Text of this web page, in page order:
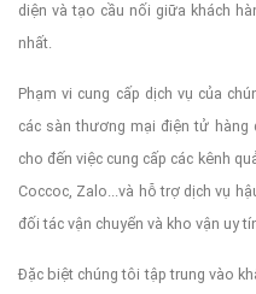
diện và tạo cầu nối giữa khách
nhất.
Phạm vi cung cấp dịch vụ của
các sàn thương mại điện tử hàng
cho đến việc cung cấp các kênh
Coccoc, Zalo...và hỗ trợ dịch vụ
đối tác vận chuyển và kho vận uy
Đặc biệt chúng tôi tập trung vào